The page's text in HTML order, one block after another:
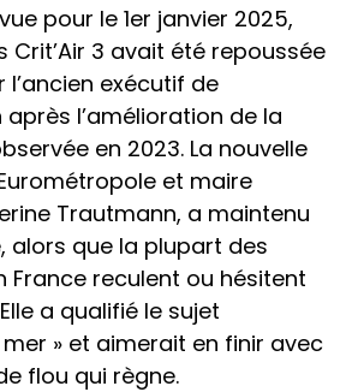
pour le 1er janvier 2025,
Crit’Air 3 avait été repoussée
l’ancien exécutif de
l’amélioration de la
en 2023. La nouvelle
et maire
Trautmann, a maintenu
alors que la plupart des
France reculent ou hésitent
a qualifié le sujet
» et aimerait en finir avec
flou qui règne.